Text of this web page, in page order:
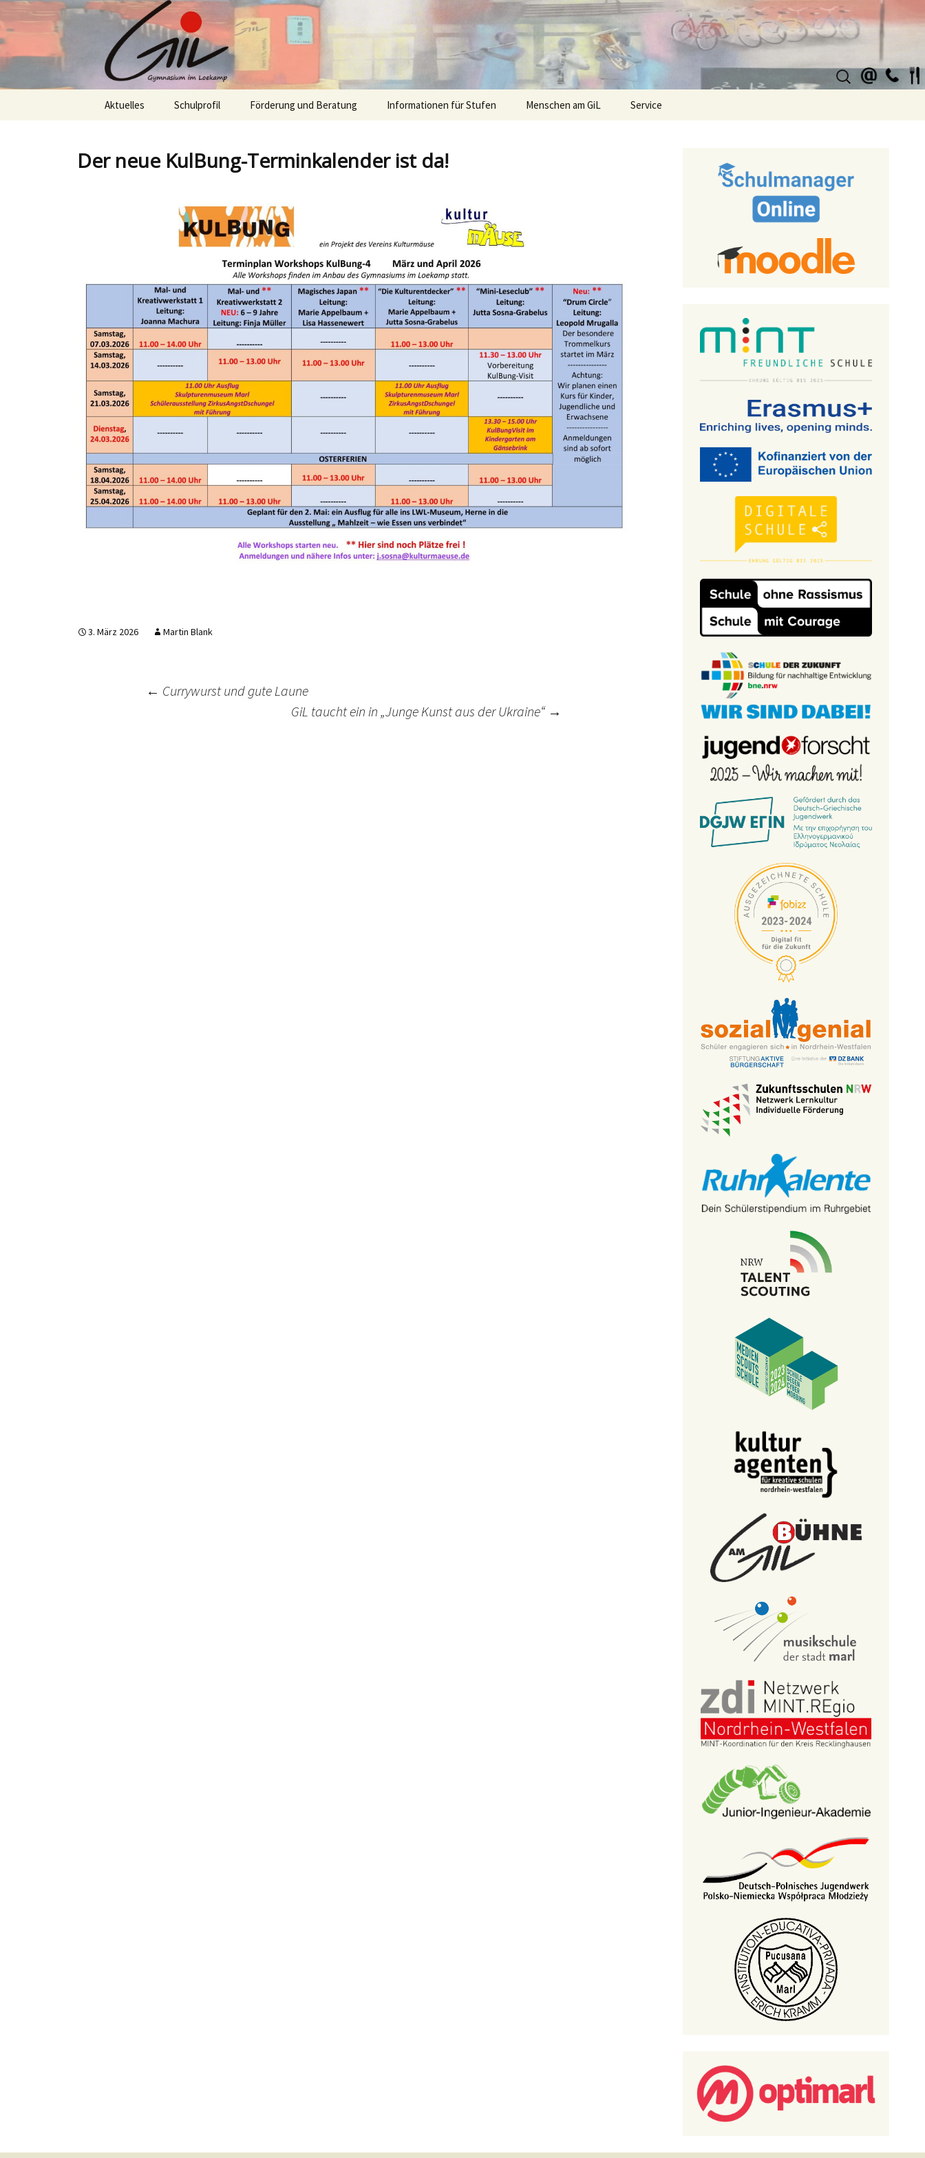
Suchen
nach:
Aktuelles Schulprofil Förderung und Beratung Informationen für Stufen Menschen am GiL Service
Der neue KulBung-Terminkalender ist da!
3. März 2026 Martin Blank
← Currywurst und gute Laune
GiL taucht ein in „Junge Kunst aus der Ukraine“ →